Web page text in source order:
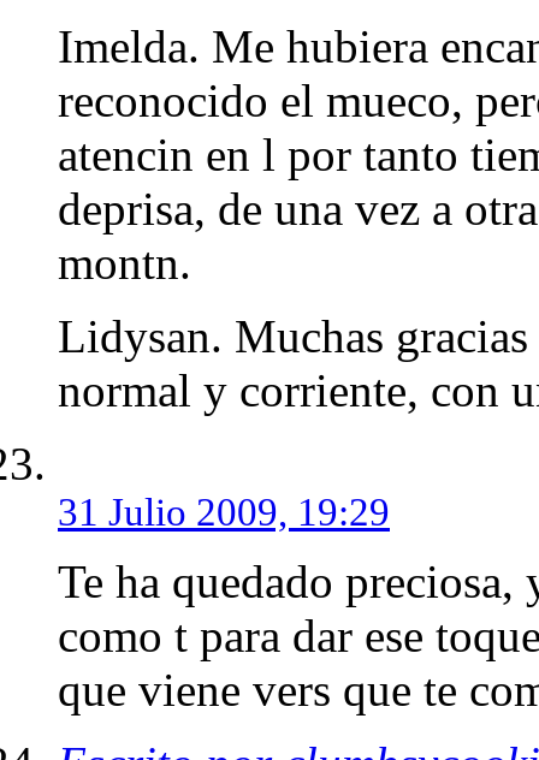
Imelda. Me hubiera
reconocido el mueco,
atencin en l por tanto
deprisa, de una vez a
montn.
Lidysan. Muchas
normal y corriente, con
31 Julio 2009, 19:29
Te ha quedado
como t para dar ese
que viene vers que te